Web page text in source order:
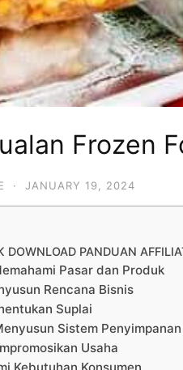
Frozen
· JANUARY 19, 2024
DOWNLOAD PANDUAN
Pasar dan Produk
Rencana Bisnis
Suplai
Sistem Penyimpanan
Usaha